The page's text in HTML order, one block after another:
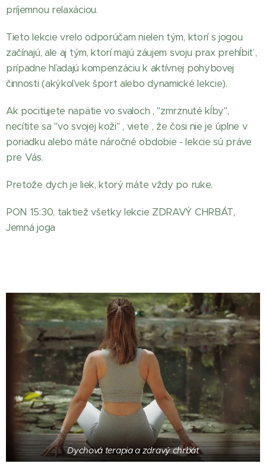
príjemnou relaxáciou.
Tieto lekcie vrelo odporúčam nielen tým, ktorí s jogou
začínajú, ale aj tým, ktorí majú záujem svoju prax prehĺbiť ,
prípadne hľadajú kompenzáciu k aktívnej pohybovej
činnosti (akýkoľvek šport alebo dynamické lekcie).
Ak pociťujete napätie vo svaloch , "zmrznuté kĺby",
necítite sa "vo svojej koži" , viete , že čosi nie je úplne v
poriadku alebo máte náročné obdobie - lekcie sú práve
pre Vás.
Pretože dych je liek, ktorý máte vždy po ruke.
PON 15:30, taktiež všetky lekcie ZDRAVÝ CHRBÁT,
Jemná joga
Dychová terapia a zdravý chrbát